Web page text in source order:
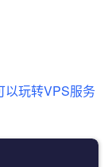
以玩转VPS服务